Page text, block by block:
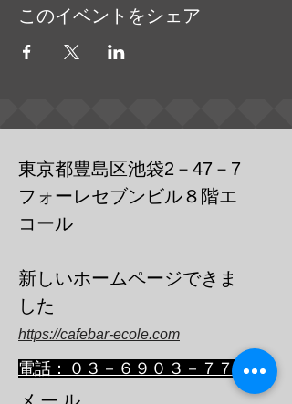
このイベントをシェア
東京都豊島区池袋2－47－7
フォーレセブンビル８階エ
コール
​新しいホームページできま
した
https://cafebar-ecole.com
​電話：０３－６９０３－７７３６